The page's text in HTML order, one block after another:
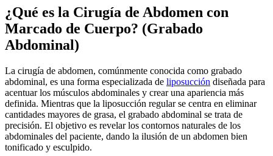
¿Qué es la Cirugía de Abdomen con
Marcado de Cuerpo? (Grabado
Abdominal)
La cirugía de abdomen, comúnmente conocida como grabado
abdominal, es una forma especializada de liposucción diseñada para
acentuar los músculos abdominales y crear una apariencia más
definida. Mientras que la liposucción regular se centra en eliminar
cantidades mayores de grasa, el grabado abdominal se trata de
precisión. El objetivo es revelar los contornos naturales de los
abdominales del paciente, dando la ilusión de un abdomen bien
tonificado y esculpido.